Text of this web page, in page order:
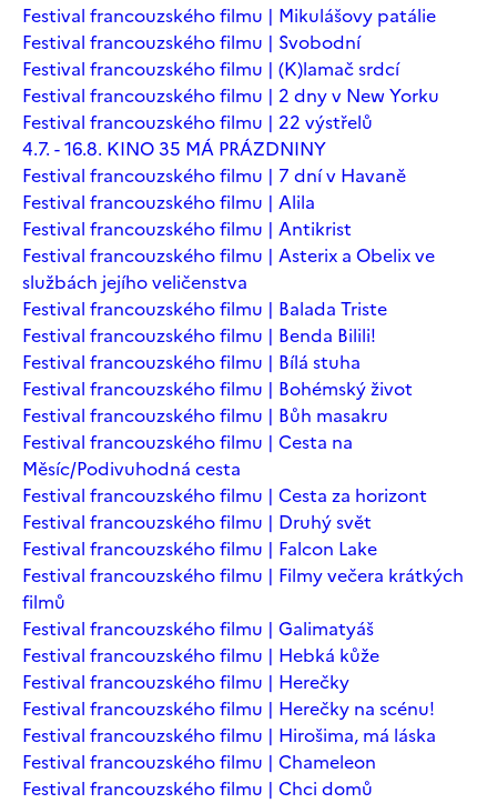
Festival francouzského filmu | Mikulášovy patálie
Festival francouzského filmu | Svobodní
Festival francouzského filmu | (K)lamač srdcí
Festival francouzského filmu | 2 dny v New Yorku
Festival francouzského filmu | 22 výstřelů
4.7. - 16.8. KINO 35 MÁ PRÁZDNINY
Festival francouzského filmu | 7 dní v Havaně
Festival francouzského filmu | Alila
Festival francouzského filmu | Antikrist
Festival francouzského filmu | Asterix a Obelix ve
službách jejího veličenstva
Festival francouzského filmu | Balada Triste
Festival francouzského filmu | Benda Bilili!
Festival francouzského filmu | Bílá stuha
Festival francouzského filmu | Bohémský život
Festival francouzského filmu | Bůh masakru
Festival francouzského filmu | Cesta na
Měsíc/Podivuhodná cesta
Festival francouzského filmu | Cesta za horizont
Festival francouzského filmu | Druhý svět
Festival francouzského filmu | Falcon Lake
Festival francouzského filmu | Filmy večera krátkých
filmů
Festival francouzského filmu | Galimatyáš
Festival francouzského filmu | Hebká kůže
Festival francouzského filmu | Herečky
Festival francouzského filmu | Herečky na scénu!
Festival francouzského filmu | Hirošima, má láska
Festival francouzského filmu | Chameleon
Festival francouzského filmu | Chci domů